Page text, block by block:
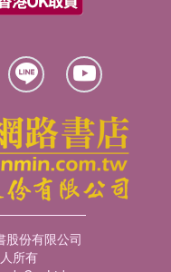
股份有限公司
所有